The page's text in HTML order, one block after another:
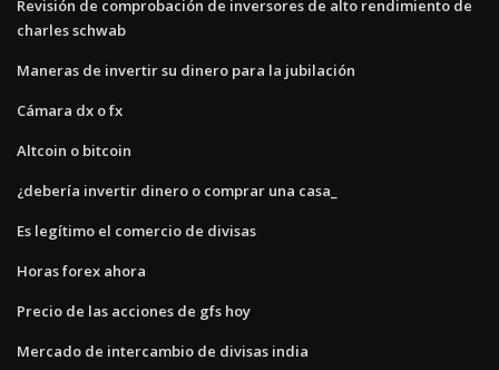
Revisión de comprobación de inversores de alto rendimiento de
charles schwab
Maneras de invertir su dinero para la jubilación
Cámara dx o fx
Altcoin o bitcoin
¿debería invertir dinero o comprar una casa_
Es legítimo el comercio de divisas
Horas forex ahora
Precio de las acciones de gfs hoy
Mercado de intercambio de divisas india